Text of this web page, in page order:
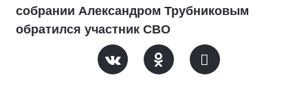
собрании Александром Трубниковым
обратился участник СВО